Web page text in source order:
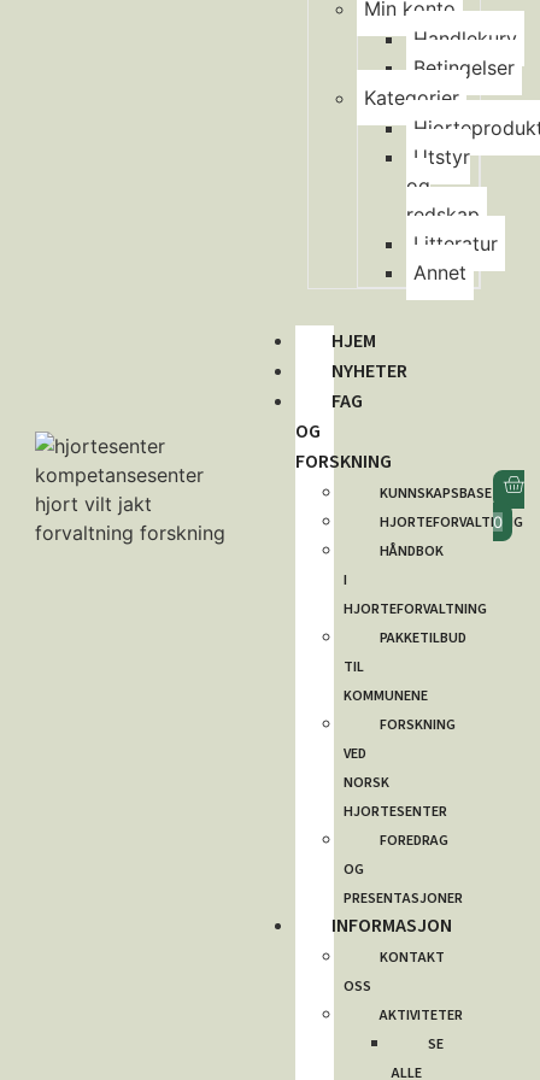
Min konto
Handlekurv
Betingelser
Kategorier
Utstyr
og
redskap
Litteratur
Annet
HJEM
NYHETER
FAG
OG
FORSKNING
KUNNSKAPSBASE
HJORTEFORVALTNING
HÅNDBOK
I
HJORTEFORVALTNING
PAKKETILBUD
TIL
KOMMUNENE
FORSKNING
VED
NORSK
HJORTESENTER
FOREDRAG
OG
PRESENTASJONER
INFORMASJON
KONTAKT
OSS
AKTIVITETER
SE
ALLE
0